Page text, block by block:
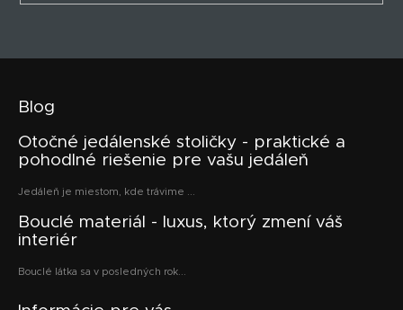
Blog
Otočné jedálenské stoličky - praktické a
pohodlné riešenie pre vašu jedáleň
Jedáleň je miestom, kde trávime ...
Bouclé materiál - luxus, ktorý zmení váš
interiér
Bouclé látka sa v posledných rok...